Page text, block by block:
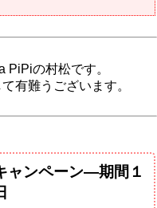
の村松です。
有難うございます。
ャンペーン―期間１